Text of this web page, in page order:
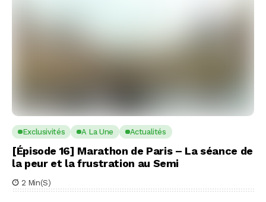
Exclusivités A La Une Actualités
[Épisode 16] Marathon de Paris – La séance de
la peur et la frustration au Semi
2 Min(s)